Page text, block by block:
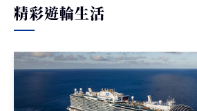
精彩遊輪生活